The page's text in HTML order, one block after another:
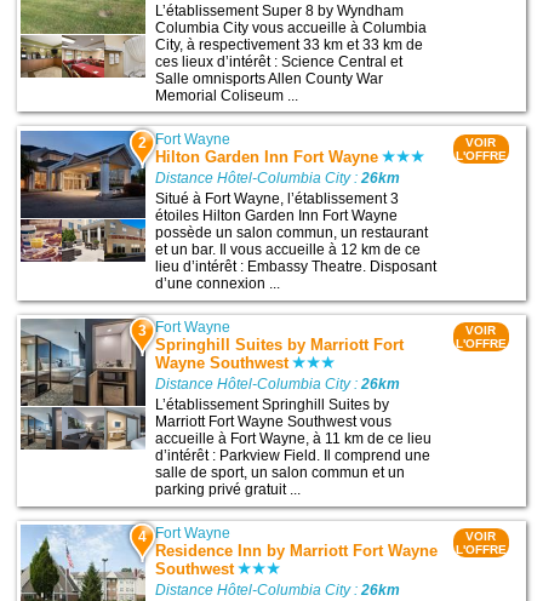
L’établissement Super 8 by Wyndham
Columbia City vous accueille à Columbia
City, à respectivement 33 km et 33 km de
ces lieux d’intérêt : Science Central et
Salle omnisports Allen County War
Memorial Coliseum ...
2 Fort Wayne
Hilton Garden Inn Fort Wayne
Distance Hôtel-Columbia City :26km
Situé à Fort Wayne, l’établissement 3
étoiles Hilton Garden Inn Fort Wayne
possède un salon commun, un restaurant
et un bar. Il vous accueille à 12 km de ce
lieu d’intérêt : Embassy Theatre. Disposant
d’une connexion ...
VOIR
L'OFFRE
3 Fort Wayne
Springhill Suites by Marriott Fort
Wayne Southwest
Distance Hôtel-Columbia City :26km
L’établissement Springhill Suites by
Marriott Fort Wayne Southwest vous
accueille à Fort Wayne, à 11 km de ce lieu
d’intérêt : Parkview Field. Il comprend une
salle de sport, un salon commun et un
parking privé gratuit ...
VOIR
L'OFFRE
4 Fort Wayne
Residence Inn by Marriott Fort Wayne
Southwest
Distance Hôtel-Columbia City :26km
VOIR
L'OFFRE